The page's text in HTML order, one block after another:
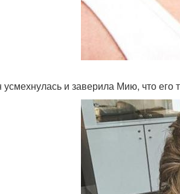
и заверила Мию, что его